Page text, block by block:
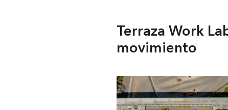
Terraza Work
movimiento